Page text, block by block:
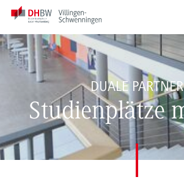
DUALE PARTNER
Studienplätze